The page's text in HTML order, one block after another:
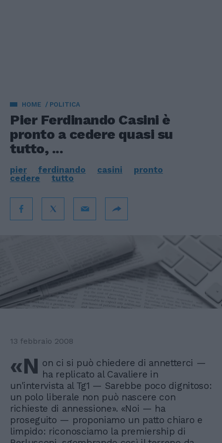
HOME POLITICA
Pier Ferdinando Casini è
pronto a cedere quasi su
tutto, ...
pier ferdinando casini
pronto
cedere
tutto
13 febbraio 2008
«N on ci si può chiedere di annetterci —
ha replicato al Cavaliere in
un'intervista al Tg1 — Sarebbe poco dignitoso:
un polo liberale non può nascere con
richieste di annessione». «Noi — ha
proseguito — proponiamo un patto chiaro e
limpido: riconosciamo la premiership di